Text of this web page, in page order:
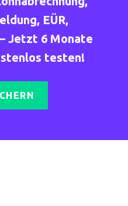
EÜR,
Jetzt 6 Monate
testen!